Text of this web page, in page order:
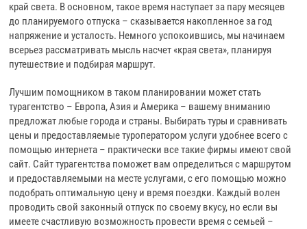
край света. В основном, такое время наступает за пару месяцев
до планируемого отпуска – сказывается накопленное за год
напряжение и усталость. Немного успокоившись, мы начинаем
всерьез рассматривать мысль насчет «края света», планируя
путешествие и подбирая маршрут.
Лучшим помощником в таком планировании может стать
турагентство – Европа, Азия и Америка – вашему вниманию
предложат любые города и страны. Выбирать туры и сравнивать
цены и предоставляемые туроператором услуги удобнее всего с
помощью интернета – практически все такие фирмы имеют свой
сайт. Сайт турагентства поможет вам определиться с маршрутом
и предоставляемыми на месте услугами, с его помощью можно
подобрать оптимальную цену и время поездки. Каждый волен
проводить свой законный отпуск по своему вкусу, но если вы
имеете счастливую возможность провести время с семьей –